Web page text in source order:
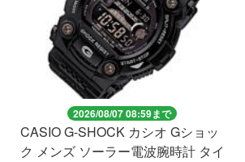
2026/08/07 08:59まで
CASIO G-SHOCK カシオ Gショッ
ク メンズ ソーラー電波腕時計 タイ